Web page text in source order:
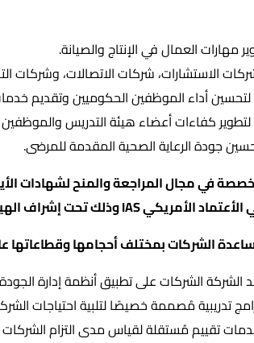
مهارات العمال في الإنتاج والصيانة.
الاستشارات، شركات الاتصالات، وشركات
لتحسين أداء الموظفين الحكوميين وتقديم
لتطوير كفاءات أعضاء هيئة التدريس والموظفين
جودة الرعاية الصحية المقدمة للمرضى.
في مجال المراجعة والمنح لشهادات
الشركات بمختلف أحجامها
الشركة الشركات على تطبيق أنظمة إدارة
تدريبية مُصممة خصيصًا لتلبية احتياجات
تقييم مُستقلة لقياس مدى التزام الشركات